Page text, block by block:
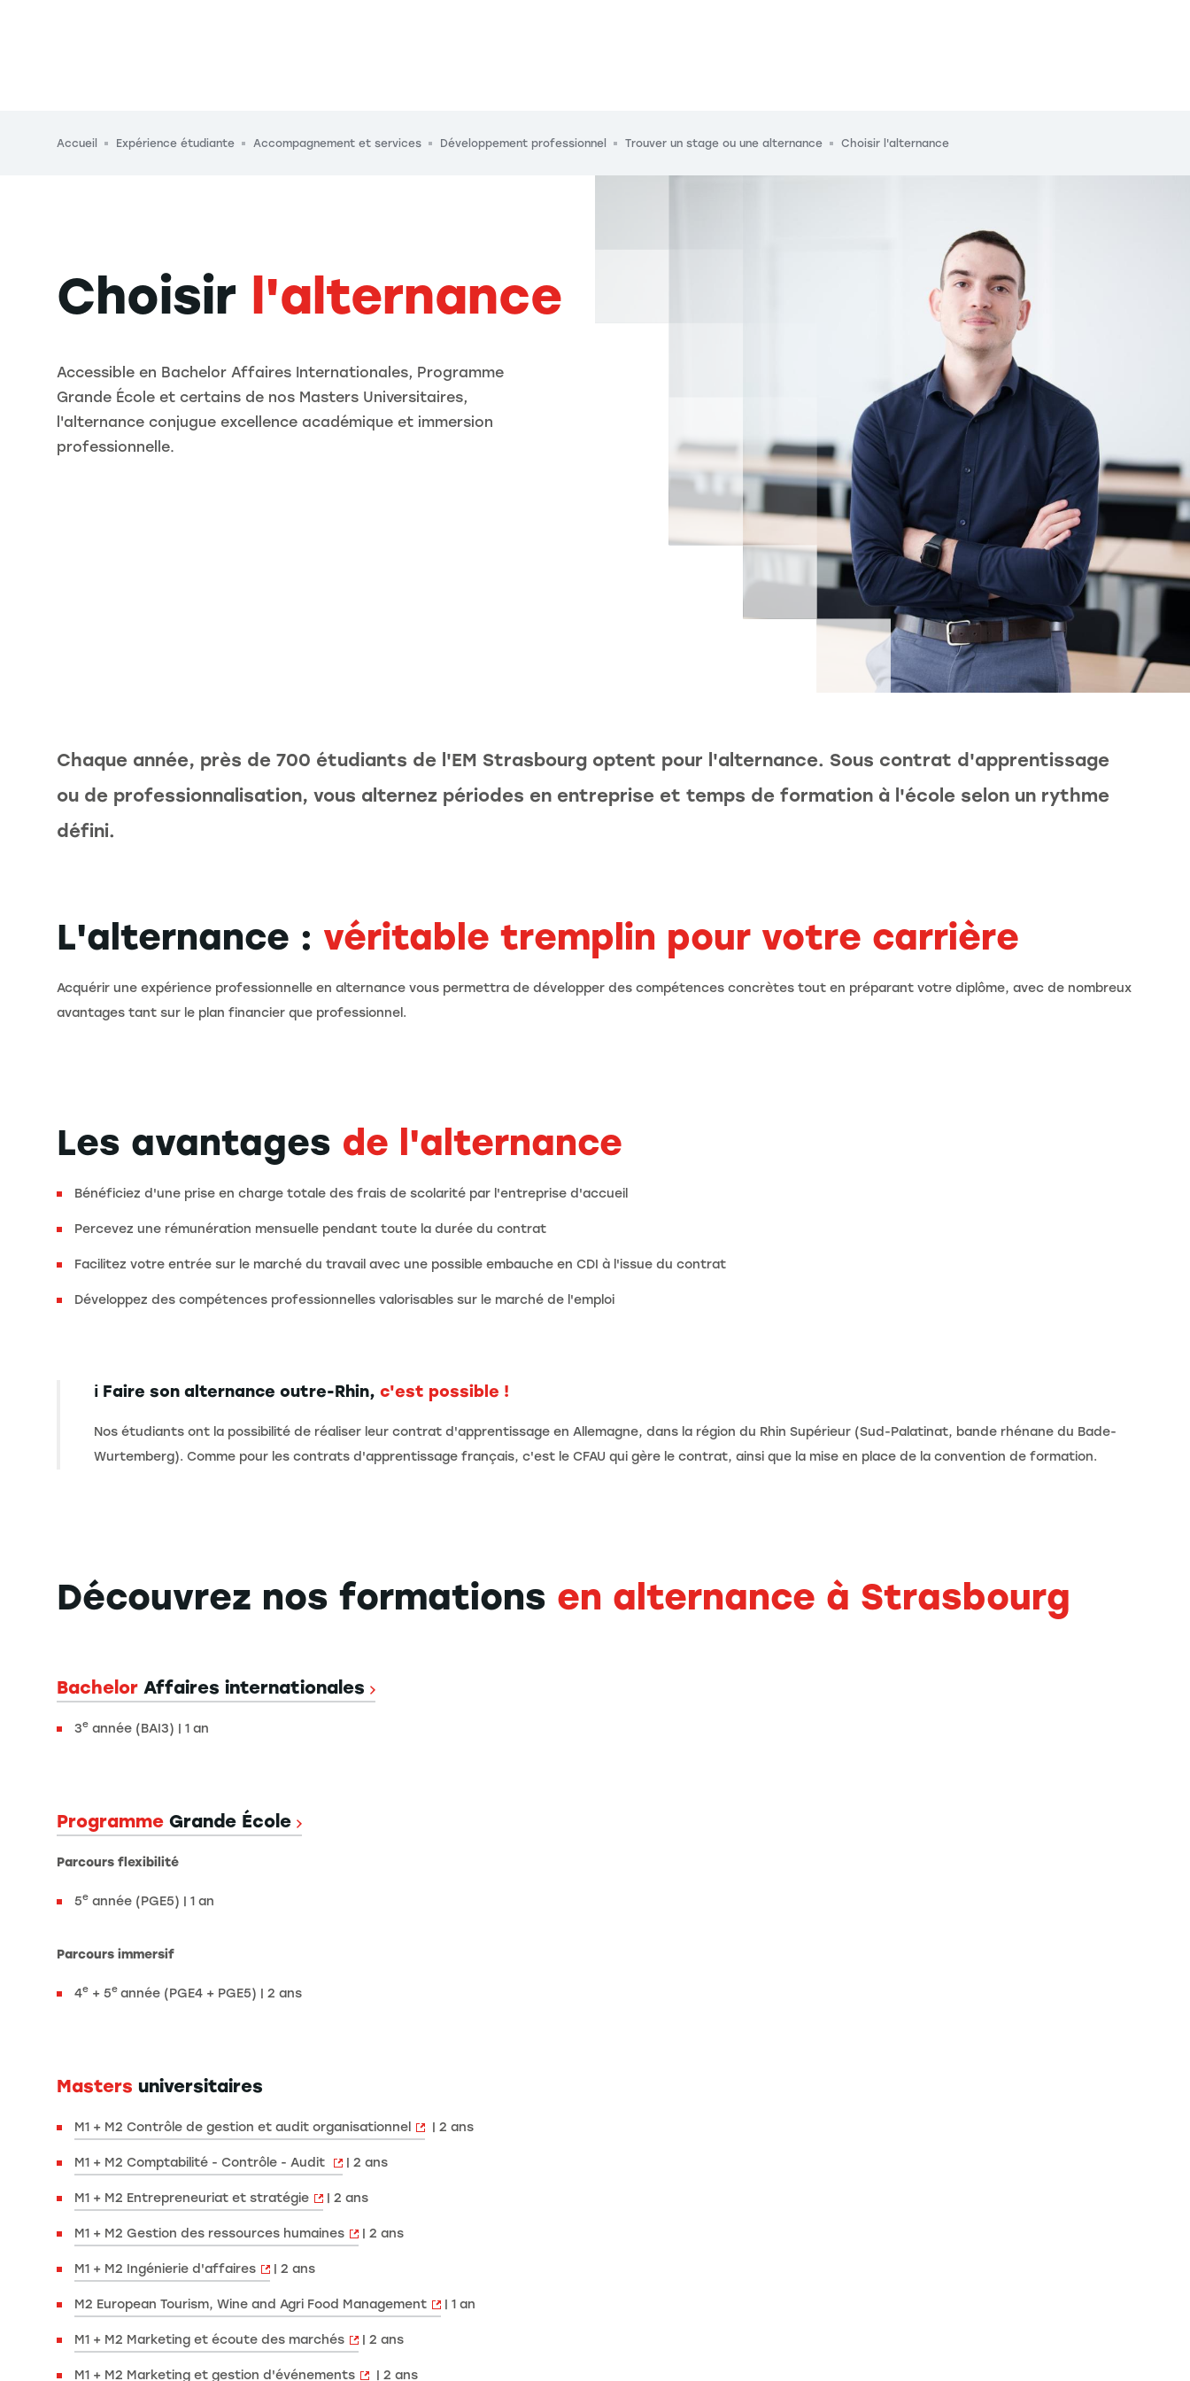
Fil d'Ariane
Accueil Expérience étudiante Accompagnement et services Développement professionnel Trouver un stage ou une alternance Choisir l'alternance
Choisir l'alternance
Accessible en Bachelor Affaires Internationales, Programme
Grande École et certains de nos Masters Universitaires,
l'alternance conjugue excellence académique et immersion
professionnelle.
Chaque année, près de 700 étudiants de l'EM Strasbourg optent pour l'alternance. Sous contrat d'apprentissage
ou de professionnalisation, vous alternez périodes en entreprise et temps de formation à l'école selon un rythme
défini.
L'alternance : véritable tremplin pour votre carrière
Acquérir une expérience professionnelle en alternance vous permettra de développer des compétences concrètes tout en préparant votre diplôme, avec de nombreux
avantages tant sur le plan financier que professionnel.
Les avantages de l'alternance
Bénéficiez d'une prise en charge totale des frais de scolarité par l'entreprise d'accueil
Percevez une rémunération mensuelle pendant toute la durée du contrat
Facilitez votre entrée sur le marché du travail avec une possible embauche en CDI à l'issue du contrat
Développez des compétences professionnelles valorisables sur le marché de l'emploi
ℹ️ Faire son alternance outre-Rhin, c'est possible !
Nos étudiants ont la possibilité de réaliser leur contrat d'apprentissage en Allemagne, dans la région du Rhin Supérieur (Sud-Palatinat, bande rhénane du Bade-
Wurtemberg). Comme pour les contrats d'apprentissage français, c'est le CFAU qui gère le contrat, ainsi que la mise en place de la convention de formation.
Découvrez nos formations en alternance à Strasbourg
Bachelor Affaires internationales
3e année (BAI3) | 1 an
Programme Grande École
Parcours flexibilité
5e année (PGE5) | 1 an
Parcours immersif
4e + 5e année (PGE4 + PGE5) | 2 ans
Masters universitaires
M1 + M2 Contrôle de gestion et audit organisationnel | 2 ans
M1 + M2 Comptabilité - Contrôle - Audit | 2 ans
M1 + M2 Entrepreneuriat et stratégie | 2 ans
M1 + M2 Gestion des ressources humaines | 2 ans
M1 + M2 Ingénierie d'affaires | 2 ans
M2 European Tourism, Wine and Agri Food Management | 1 an
M1 + M2 Marketing et écoute des marchés | 2 ans
M1 + M2 Marketing et gestion d'événements | 2 ans